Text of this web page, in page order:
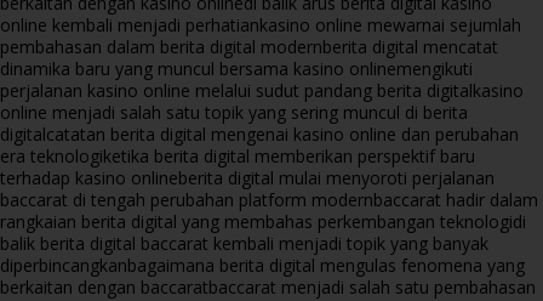
online kembali menjadi perhatiankasino online mewarnai sejumlah
pembahasan dalam berita digital modernberita digital mencatat
dinamika baru yang muncul bersama kasino onlinemengikuti
perjalanan kasino online melalui sudut pandang berita digitalkasino
online menjadi salah satu topik yang sering muncul di berita
digitalcatatan berita digital mengenai kasino online dan perubahan
era teknologiketika berita digital memberikan perspektif baru
terhadap kasino onlineberita digital mulai menyoroti perjalanan
baccarat di tengah perubahan platform modernbaccarat hadir dalam
rangkaian berita digital yang membahas perkembangan teknologidi
balik berita digital baccarat kembali menjadi topik yang banyak
diperbincangkanbagaimana berita digital mengulas fenomena yang
berkaitan dengan baccaratbaccarat menjadi salah satu pembahasan